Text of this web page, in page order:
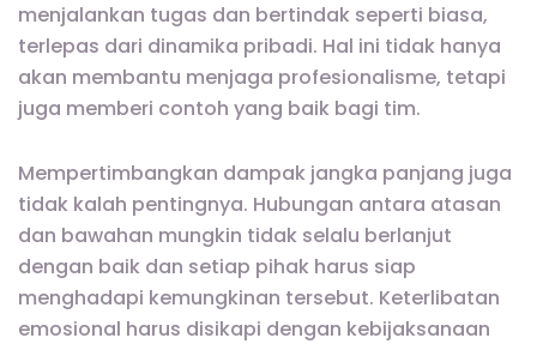
menjalankan tugas dan bertindak seperti biasa,
terlepas dari dinamika pribadi. Hal ini tidak hanya
akan membantu menjaga profesionalisme, tetapi
juga memberi contoh yang baik bagi tim.
Mempertimbangkan dampak jangka panjang juga
tidak kalah pentingnya. Hubungan antara atasan
dan bawahan mungkin tidak selalu berlanjut
dengan baik dan setiap pihak harus siap
menghadapi kemungkinan tersebut. Keterlibatan
emosional harus disikapi dengan kebijaksanaan